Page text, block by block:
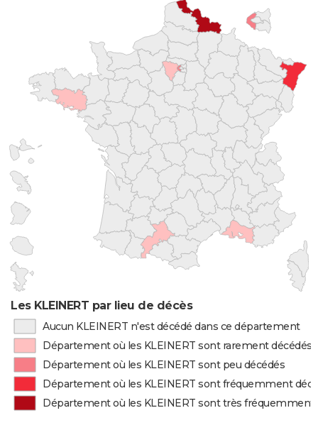
Les KLEINERT par lieu de décès
Aucun KLEINERT n'est décédé dans ce département
Département où les KLEINERT sont rarement décédés
Département où les KLEINERT sont peu décédés
Département où les KLEINERT sont fréquemment
Département où les KLEINERT sont très fréquemment